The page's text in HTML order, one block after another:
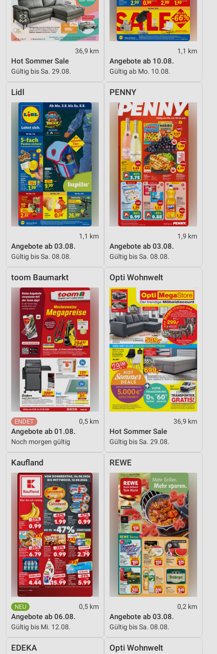
36,9 km
Hot Sommer Sale
Gültig bis Sa. 29.08.
1,1 km
Angebote ab 10.08.
Gültig ab Mo. 10.08.
Lidl
1,1 km
Angebote ab 03.08.
Gültig bis Sa. 08.08.
PENNY
1,9 km
Angebote ab 03.08.
Gültig bis Sa. 08.08.
toom Baumarkt
0,5 km
Angebote ab 01.08.
Noch morgen gültig
Opti Wohnwelt
36,9 km
Hot Sommer Sale
Gültig bis Sa. 29.08.
Kaufland
0,5 km
Angebote ab 06.08.
Gültig bis Mi. 12.08.
REWE
0,2 km
Angebote ab 03.08.
Gültig bis Sa. 08.08.
EDEKA Opti Wohnwelt